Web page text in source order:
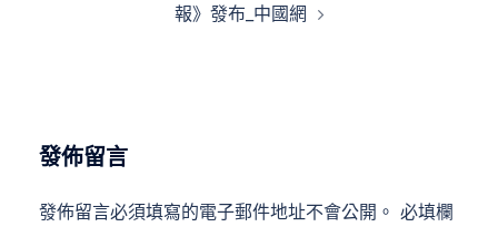
報》發布_中國網
發佈留言
發佈留言必須填寫的電子郵件地址不會公開。 必填欄